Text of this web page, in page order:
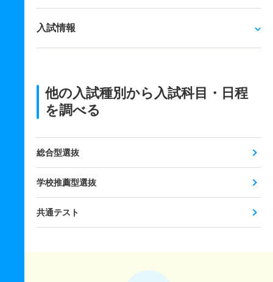
入試情報
他の入試種別から入試科目・日程
を調べる
総合型選抜
学校推薦型選抜
共通テスト